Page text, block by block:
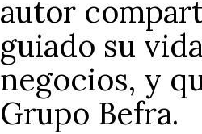
autor
guiado su
negocios, y
Grupo Befra.